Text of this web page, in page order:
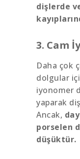
dişlerde
3. Cam
Daha çok
dolgular
iyonomer
yaparak
Ancak,
porselen
düşüktür.